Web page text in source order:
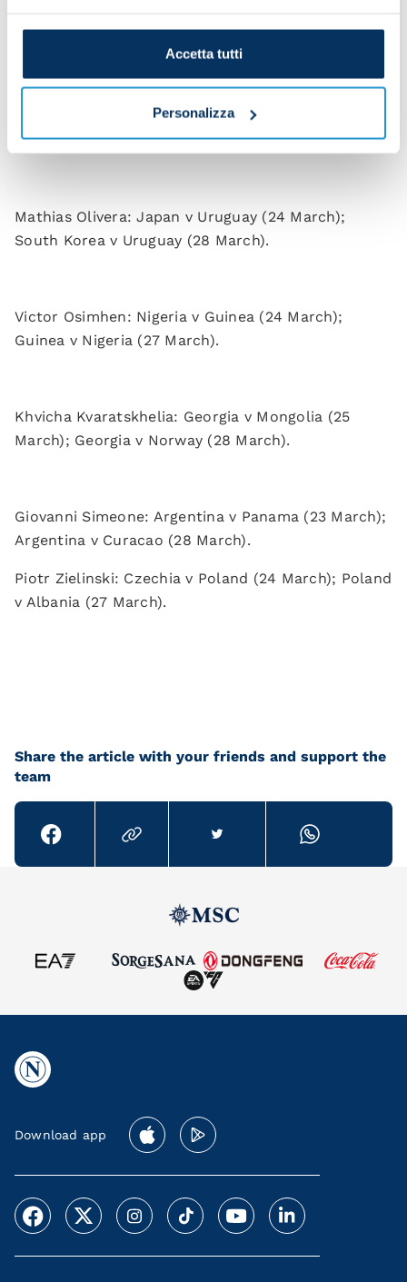
Accetta tutti
Personalizza
Kim Min-Jae: South Korea v Colombia (24 March);
South Korea v Uruguay (28 March).
Mathias Olivera: Japan v Uruguay (24 March);
South Korea v Uruguay (28 March).
Victor Osimhen: Nigeria v Guinea (24 March);
Guinea v Nigeria (27 March).
Khvicha Kvaratskhelia: Georgia v Mongolia (25
March); Georgia v Norway (28 March).
Giovanni Simeone: Argentina v Panama (23 March);
Argentina v Curacao (28 March).
Piotr Zielinski: Czechia v Poland (24 March); Poland
v Albania (27 March).
Share the article with your friends and support the
team
Download app